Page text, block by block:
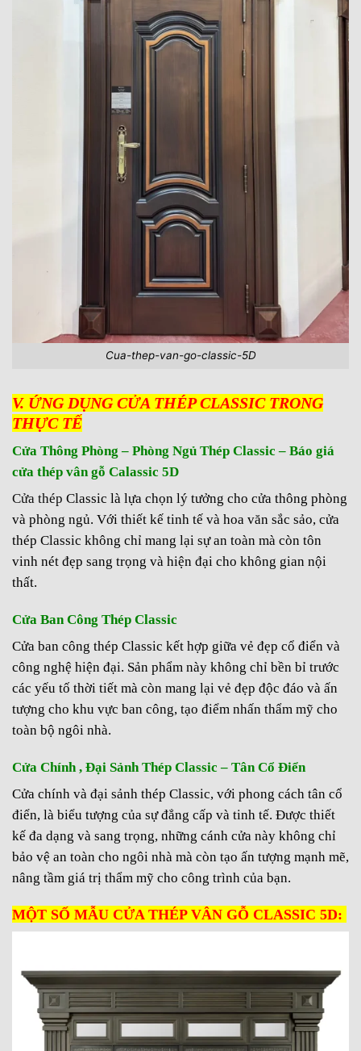
Cua-thep-van-go-classic-5D
V. ỨNG DỤNG CỬA THÉP CLASSIC TRONG
THỰC TẾ
Cửa Thông Phòng – Phòng Ngủ Thép Classic – Báo giá
cửa thép vân gỗ Calassic 5D
Cửa thép Classic là lựa chọn lý tưởng cho cửa thông phòng
và phòng ngủ. Với thiết kế tinh tế và hoa văn sắc sảo, cửa
thép Classic không chỉ mang lại sự an toàn mà còn tôn
vinh nét đẹp sang trọng và hiện đại cho không gian nội
thất.
Cửa Ban Công Thép Classic
Cửa ban công thép Classic kết hợp giữa vẻ đẹp cổ điển và
công nghệ hiện đại. Sản phẩm này không chỉ bền bỉ trước
các yếu tố thời tiết mà còn mang lại vẻ đẹp độc đáo và ấn
tượng cho khu vực ban công, tạo điểm nhấn thẩm mỹ cho
toàn bộ ngôi nhà.
Cửa Chính , Đại Sảnh Thép Classic – Tân Cổ Điển
Cửa chính và đại sảnh thép Classic, với phong cách tân cổ
điển, là biểu tượng của sự đẳng cấp và tinh tế. Được thiết
kế đa dạng và sang trọng, những cánh cửa này không chỉ
bảo vệ an toàn cho ngôi nhà mà còn tạo ấn tượng mạnh mẽ,
nâng tầm giá trị thẩm mỹ cho công trình của bạn.
MỘT SỐ MẪU CỬA THÉP VÂN GỖ CLASSIC 5D: